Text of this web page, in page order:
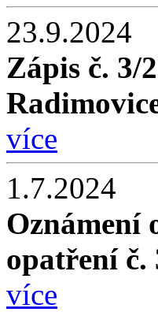
23.9.2024
Zápis č. 3/
více
1.7.2024
Oznámení
opatření č.
více